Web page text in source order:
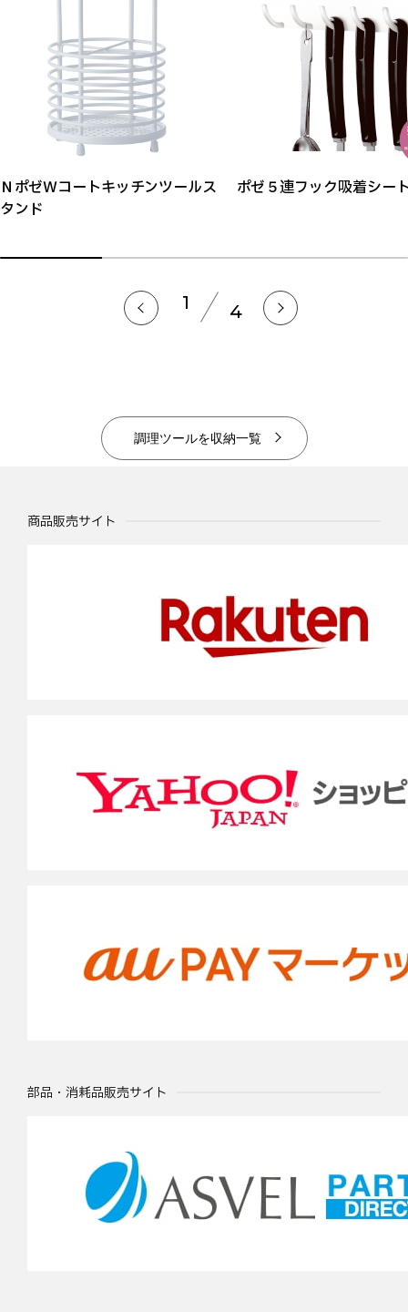
ＮポゼＷコートキッチンツールス
タンド
ポゼ５連フック吸着シー
1 4
調理ツールを収納一覧
商品販売サイト
部品・消耗品販売サイト